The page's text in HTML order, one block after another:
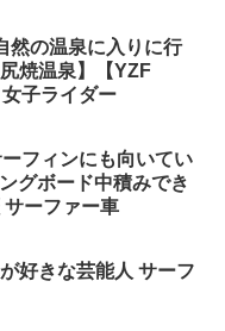
然の温泉に入りに行
焼温泉】【YZF
子ライダー
ーフィンにも向いてい
グボード中積みでき
ーファー車
好きな芸能人 サーフ